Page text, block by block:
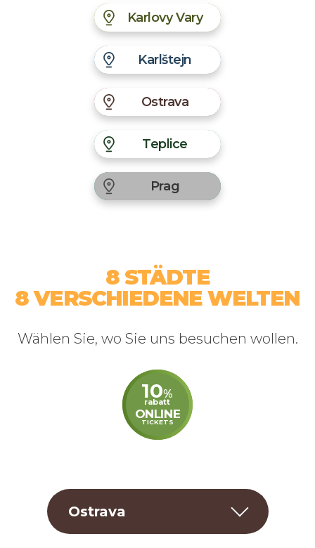
lanovkou.
Karlovy Vary
Karlštejn
Ostrava
Teplice
Prag
8 STÄDTE
8 VERSCHIEDENE WELTEN
Wählen Sie, wo Sie uns besuchen wollen.
10%
rabatt
ONLINE
TICKETS
Ostrava